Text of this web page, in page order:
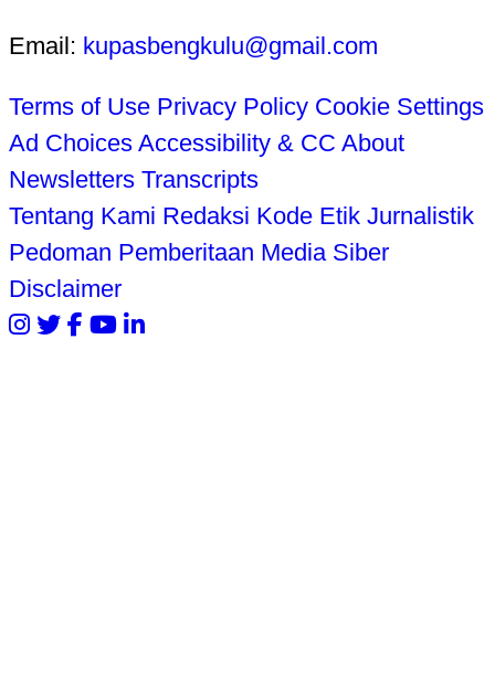
Email: kupasbengkulu@gmail.com
Terms of Use Privacy Policy Cookie Settings
Ad Choices Accessibility & CC About
Newsletters Transcripts
Tentang Kami Redaksi Kode Etik Jurnalistik
Pedoman Pemberitaan Media Siber
Disclaimer